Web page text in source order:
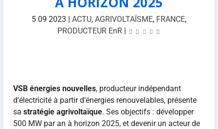
5 09 2023 | ACTU, AGRIVOLTAÏSME, FRANCE,
PRODUCTEUR EnR |
VSB énergies nouvelles, producteur indépendant
d’électricité à partir d’énergies renouvelables, présente
sa stratégie agrivoltaïque. Ses objectifs : développer
500 MW par an à horizon 2025, et devenir un acteur de